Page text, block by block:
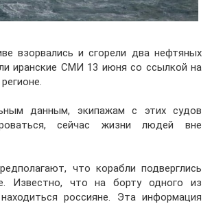
взорвались и сгорели два нефтяных
иранские СМИ 13 июня со ссылкой на
данным, экипажам с этих судов
сейчас жизни людей вне
что корабли подверглись
Известно, что на борту одного из
россияне. Эта информация